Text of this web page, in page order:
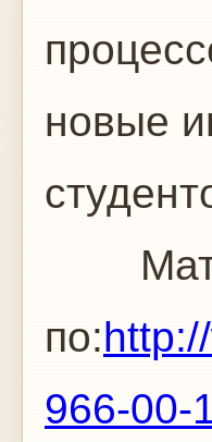
новые
по:
966-00-